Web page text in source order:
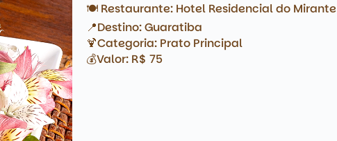
🍽️ Restaurante: Hotel Residencial do Mirante
📍Destino: Guaratiba
🍹Categoria: Prato Principal
💰Valor: R$ 75